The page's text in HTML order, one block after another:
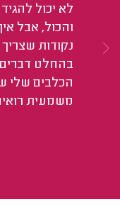
לא יכול
והכול, אבל
נקודות
בהחלט דברים
הכלבים שלי
משמעית